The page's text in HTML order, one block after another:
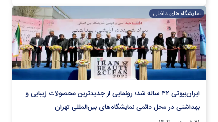
نمایشگاه های داخلی
ایران‌بیوتی ۳۲ ساله شد؛ رونمایی از جدیدترین محصولات زیبایی و
بهداشتی در محل دائمی نمایشگاه‌های بین‌المللی تهران